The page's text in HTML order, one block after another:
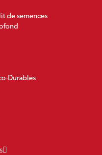
de semences
Durables